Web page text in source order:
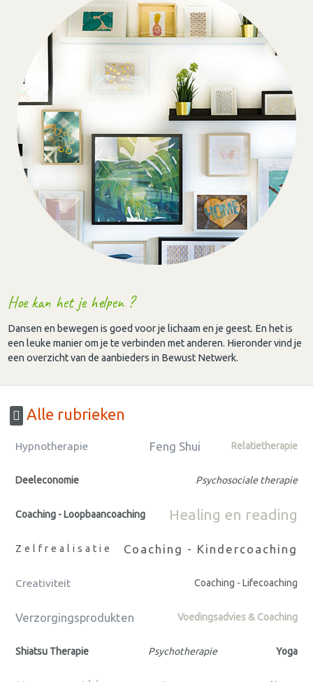
Hoe kan het je helpen ?
Dansen en bewegen is goed voor je lichaam en je geest. En het is
een leuke manier om je te verbinden met anderen. Hieronder vind je
een overzicht van de aanbieders in Bewust Netwerk.
Alle rubrieken
Hypnotherapie Feng Shui Relatietherapie
Deeleconomie Psychosociale therapie
Coaching - Loopbaancoaching Healing en reading
Zelfrealisatie Coaching - Kindercoaching
Creativiteit Coaching - Lifecoaching
Verzorgingsprodukten Voedingsadvies & Coaching
Shiatsu Therapie Psychotherapie Yoga